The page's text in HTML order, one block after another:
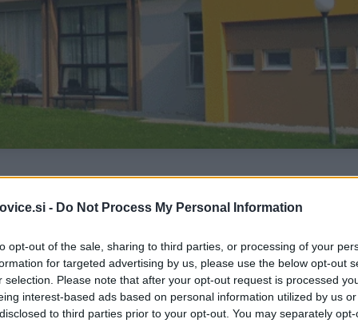
- Do Not Process My Personal Information
opt-out of the sale, sharing to third parties, or processing of your
for targeted advertising by us, please use the below opt-out
selection. Please note that after your opt-out request is processed
interest-based ads based on personal information utilized by us
to third parties prior to your opt-out. You may separately
odvzeti brisi na oddelku, kjer se je pojavila prva
teden," so sporočili iz Koroškega doma starostnikov